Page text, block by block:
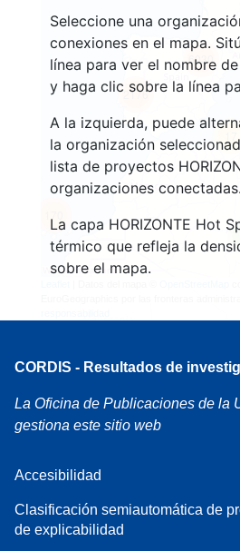
Seleccione una
conexiones en el mapa.
línea para ver el nombre
y haga clic sobre la línea
A la izquierda, puede
la organización
lista de proyectos
organizaciones conectadas.
La capa HORIZONTE Hot
térmico que refleja la
sobre el mapa.
2176
6030
CORDIS - Resultados de
La Oficina de Publicaciones de la
gestiona este sitio web
Accesibilidad
Clasificación semiautomática de
de explicabilidad